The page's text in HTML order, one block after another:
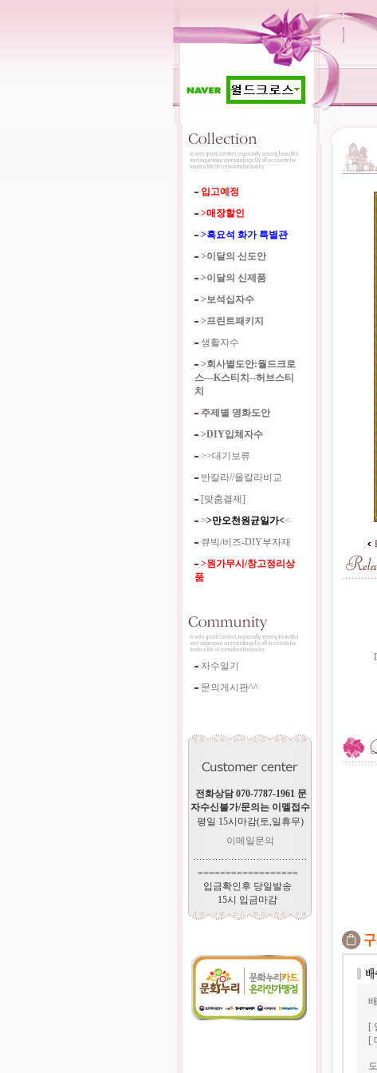
입고예정
>매장할인
>흑요석 화가 특별관
>이달의 신도안
>이달의 신제품
>보석십자수
>프린트패키지
생활자수
>회사별도안:월드크로
스---K스티치--허브스티
치
주제별 명화도안
>DIY입체자수
>>대기보류
반칼라//올칼라비교
[맞춤결제]
>>만오천원균일가<<
큐빅/비즈-DIY부자재
>원가무시/창고정리상
품
자수일기
문의게시판^^
전화상담 070-7787-1961 문
자수신불가/문의는 이멜접수
평일 15시마감(토,일휴무)
이메일문의
==================
입금확인후 당일발송
15시 입금마감
[
[